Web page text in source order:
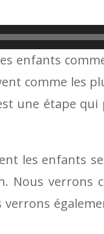
enfants
comme
une étape
les enfants
Nous